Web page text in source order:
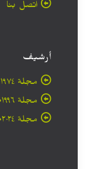
اتصل بنا
أرشيف
مجلة ۱۹۷٤م - ١٩٥٩م
مجلة ۱۹۹٦م - ۱۹۷۵م
مجلة ۲۰۲٤م - ۱۹۹۷م